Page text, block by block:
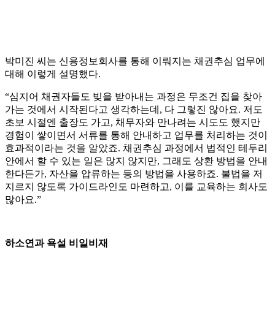
박미진 씨는 신용정보회사를 통해 이뤄지는 채권추심 업무에
대해 이렇게 설명했다.
“심지어 채권자들도 빚을 받아내는 과정은 무조건 집을 찾아
가는 것에서 시작된다고 생각하는데, 다 그렇진 않아요. 저도
초보 시절엔 출장도 가고, 채무자와 만나려는 시도도 했지만
경험이 쌓이면서 서류를 통해 안내하고 업무를 처리하는 것이
효과적이라는 것을 알았죠. 채권추심 과정에서 법적인 테두리
안에서 할 수 있는 일은 많지 않지만, 그래도 상환 방법을 안내
한다든가, 자산을 압류하는 등의 방법을 사용하죠. 불법을 저
지르지 않도록 가이드라인도 마련하고, 이를 교육하는 회사도
많아요.”
하소연과 욕설 비일비재